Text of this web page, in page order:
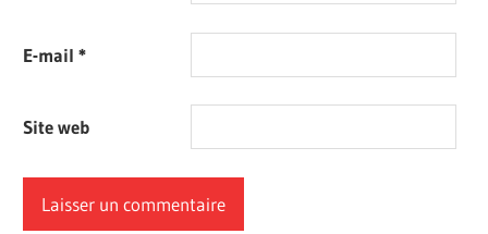
E-mail*
Site web